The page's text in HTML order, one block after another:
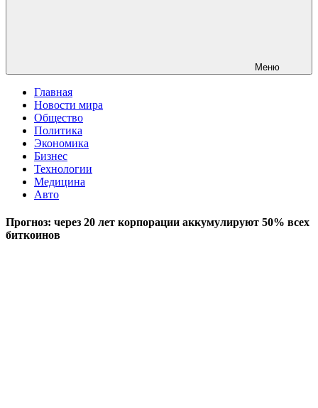
Меню
Главная
Новости мира
Общество
Политика
Экономика
Бизнес
Технологии
Медицина
Авто
Прогноз: через 20 лет корпорации аккумулируют 50% всех
биткоинов